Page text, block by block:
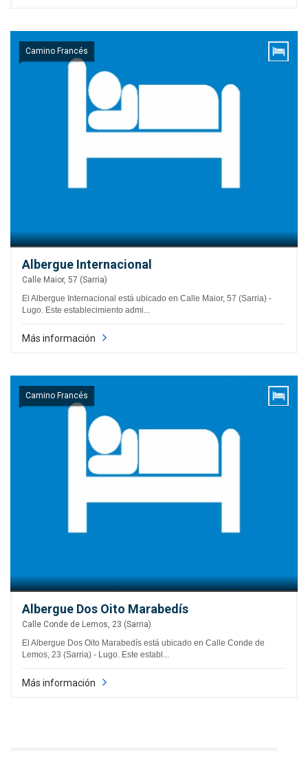
Camino Francés
Albergue Internacional
Calle Maior, 57 (Sarria)
El Albergue Internacional está ubicado en Calle Maior, 57 (Sarria) -
Lugo. Este establecimiento admi...
Más información
Camino Francés
Albergue Dos Oito Marabedís
Calle Conde de Lemos, 23 (Sarria)
El Albergue Dos Oito Marabedís está ubicado en Calle Conde de
Lemos, 23 (Sarria) - Lugo. Este establ...
Más información